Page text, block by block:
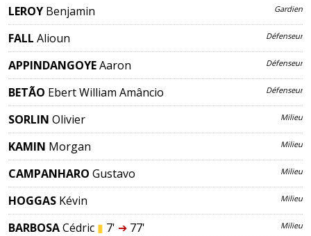
LEROY Benjamin Gardien
FALL Alioun Défenseur
APPINDANGOYEAaron Défenseur
BETÃO Ebert William Amâncio Défenseur
SORLIN Olivier Milieu
KAMIN Morgan Milieu
CAMPANHARO Gustavo Milieu
HOGGAS Kévin Milieu
BARBOSACédric ▮ 7' ➔77' Milieu